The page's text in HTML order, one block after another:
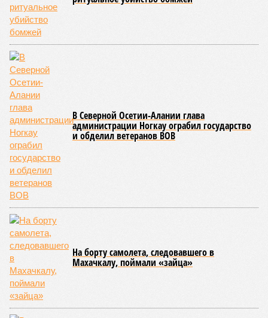
В Северной Осетии-Алании глава
администрации Ногкау ограбил государство
и обделил ветеранов ВОВ
На борту самолета, следовавшего в
Махачкалу, поймали «зайца»